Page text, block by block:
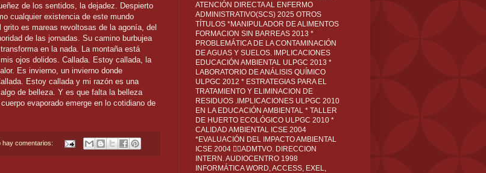
de los sentidos, la dejadez. Despierto
cualquier existencia de este mundo
es mareas revoltosas de la agonía, del
de las jornadas. Su camino burbujea
en la nada. La montaña está
ojos dolidos. Callada. Estoy callada, la
Es invierno, un invierno donde
Estoy callada y mi razón es una
de belleza. Y es que falta la belleza
evaporado emerge en lo cotidiano de
hay comentarios:
ATENCIÓN DIRECTA AL ENFERMO
ADMINISTRATIVO(SCS) 2025 OTROS
TÍTULOS *MANIPULADOR DE ALIMENTOS
FORMACION SIN BARREAS 2013 *
PROBLEMÁTICA DE LA CONTAMINACIÓN
DE AGUAS Y SUELOS. IMPLICACIONES
EDUCACIÓN AMBIENTAL ULPGC 2013 *
LABORATORIO DE ANÁLISIS QUÍMICO
ULPGC 2012 * ESTRATEGIAS PARA EL
TRATAMIENTO Y ELIMINACION DE
RESIDUOS .IMPLICACIONES ULPGC 2010
EN LA EDUCACIÓN AMBIENTAL * TALLER
DE HUERTO ECOLÓGICO ULPGC 2010 *
CALIDAD AMBIENTAL ICSE 2004
*EVALUACIÓN DEL IMPACTO AMBIENTAL
ICSE 2004 ADMTVO. DIRECCION
INTERN. AUDIOCENTRO 1998
INFORMÁTICA WORD, ACCESS, EXEL,